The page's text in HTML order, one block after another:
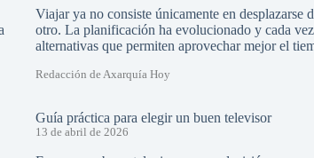
Viajar ya no consiste únicamente en desplazarse
otro. La planificación ha evolucionado y cada vez
alternativas que permiten aprovechar mejor el
Redacción de Axarquía Hoy
Guía práctica para elegir un buen televisor
13 de abril de 2026